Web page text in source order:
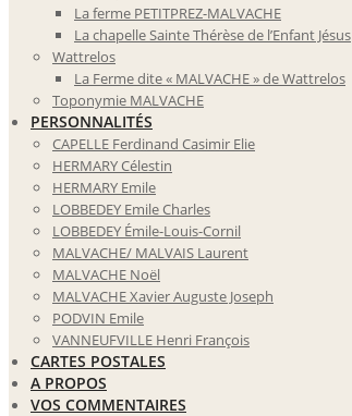
La ferme PETITPREZ-MALVACHE
La chapelle Sainte Thérèse de l’Enfant Jésus
Wattrelos
La Ferme dite « MALVACHE » de Wattrelos
Toponymie MALVACHE
PERSONNALITÉS
CAPELLE Ferdinand Casimir Elie
HERMARY Célestin
HERMARY Emile
LOBBEDEY Emile Charles
LOBBEDEY Émile-Louis-Cornil
MALVACHE/ MALVAIS Laurent
MALVACHE Noël
MALVACHE Xavier Auguste Joseph
PODVIN Emile
VANNEUFVILLE Henri François
CARTES POSTALES
A PROPOS
VOS COMMENTAIRES